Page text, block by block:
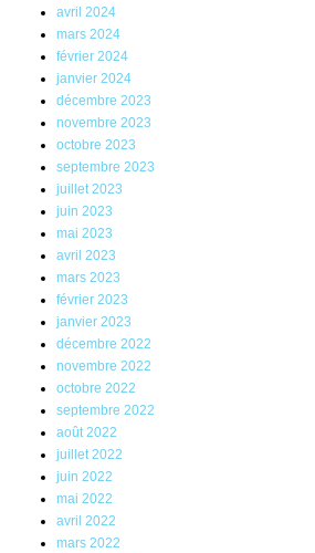
avril 2024
mars 2024
février 2024
janvier 2024
décembre 2023
novembre 2023
octobre 2023
septembre 2023
juillet 2023
juin 2023
mai 2023
avril 2023
mars 2023
février 2023
janvier 2023
décembre 2022
novembre 2022
octobre 2022
septembre 2022
août 2022
juillet 2022
juin 2022
mai 2022
avril 2022
mars 2022